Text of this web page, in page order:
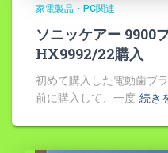
家電製品・PC関連
ソニッケアー 9900
HX9992/22購入
初めて購入した電動歯ブ
前に購入して、一度 続き